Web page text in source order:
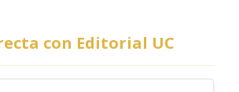
con Editorial UC